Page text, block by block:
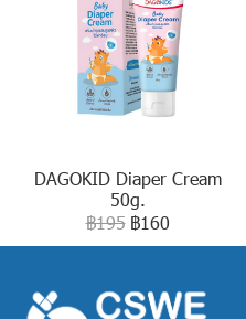
DAGOKID Diaper Cream
50g.
฿195 ฿160